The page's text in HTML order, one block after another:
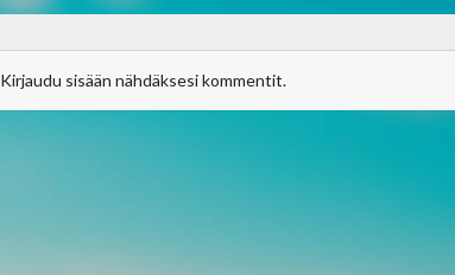
Kirjaudu sisään nähdäksesi kommentit.